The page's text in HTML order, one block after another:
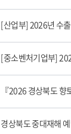
[산업부] 2026년 수출지원기
[중소벤처기업부] 2026년도 수
『2026 경상북도 향토
경상북도 중대재해